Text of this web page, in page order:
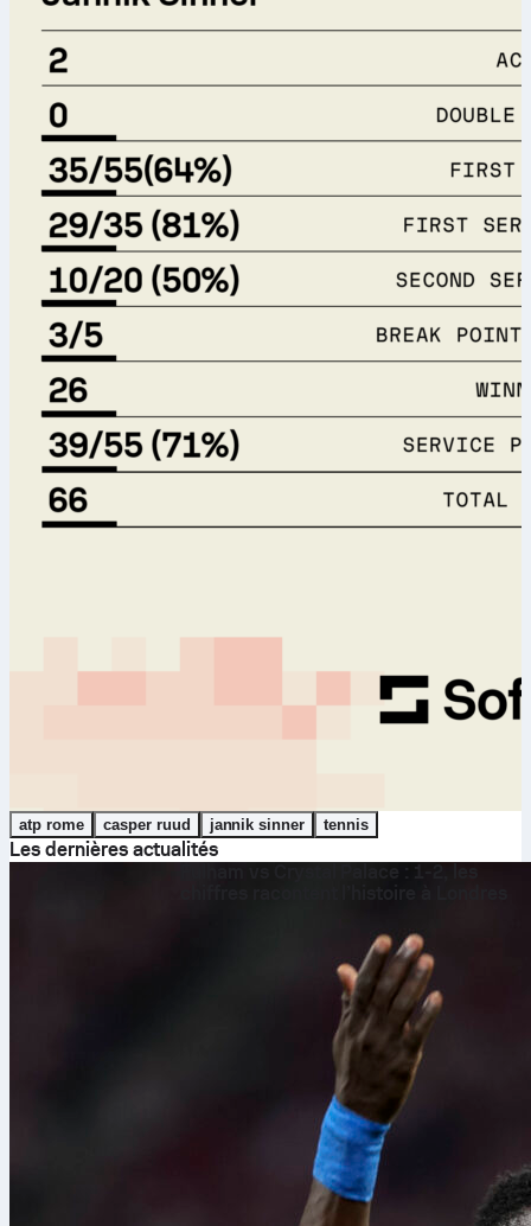
atp rome casper ruud jannik sinner tennis
Les dernières actualités